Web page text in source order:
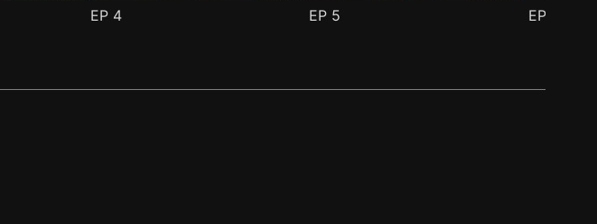
EP 4 EP 5 EP